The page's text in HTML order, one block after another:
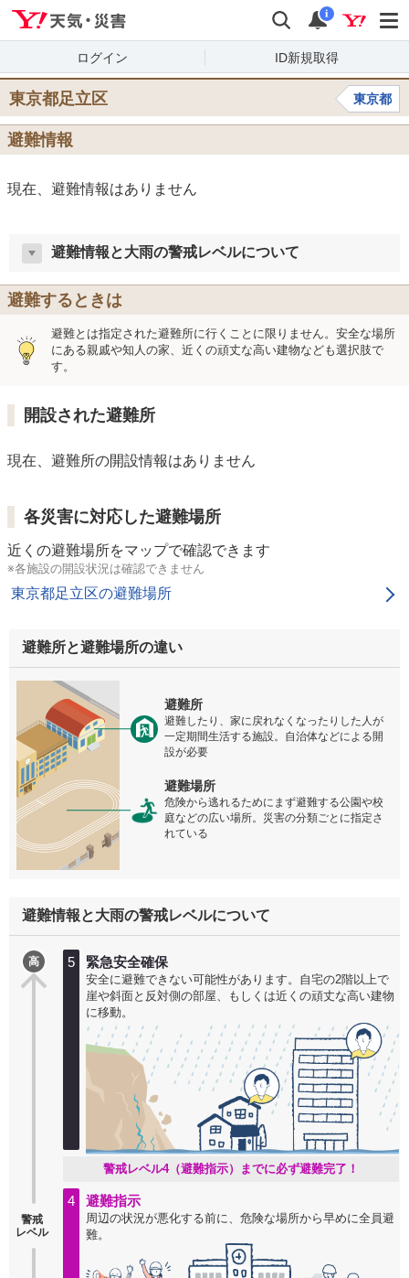
検索 通知
i
ログイン ID新規取得
東京都足立区 東京都
避難情報
現在、避難情報はありません
避難情報と大雨の警戒レベルについて
避難するときは
避難とは指定された避難所に行くことに限りません。安全な場所
にある親戚や知人の家、近くの頑丈な高い建物なども選択肢で
す。
開設された避難所
現在、避難所の開設情報はありません
各災害に対応した避難場所
近くの避難場所をマップで確認できます
※各施設の開設状況は確認できません
東京都足立区の避難場所
避難所と避難場所の違い
避難所
避難したり、家に戻れなくなったりした人が
一定期間生活する施設。自治体などによる開
設が必要
避難場所
危険から逃れるためにまず避難する公園や校
庭などの広い場所。災害の分類ごとに指定さ
れている
避難情報と大雨の警戒レベルについて
警戒
レベル
高 5 緊急安全確保
安全に避難できない可能性があります。自宅の2階以上で
崖や斜面と反対側の部屋、もしくは近くの頑丈な高い建物
に移動。
警戒レベル4（避難指示）までに必ず避難完了！
4 避難指示
周辺の状況が悪化する前に、危険な場所から早めに全員避
難。